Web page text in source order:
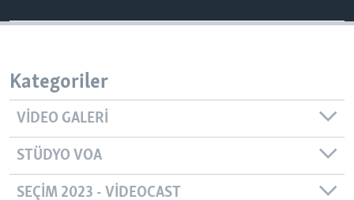
Kategoriler
VIDEO GALERI
STÜDYO VOA
SEÇIM 2023 - VIDEOCAST